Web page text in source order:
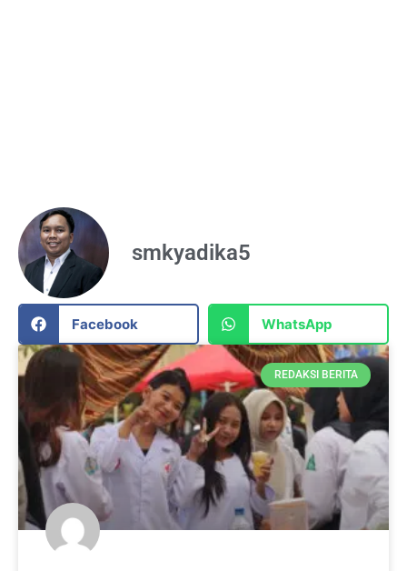
smkyadika5
Facebook WhatsApp
REDAKSI BERITA